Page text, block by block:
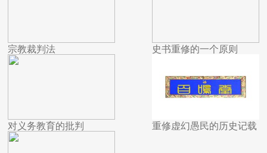
宗教裁判法
对义务教育的批判
史书重修的一个原则
重修虚幻愚民的历史记载